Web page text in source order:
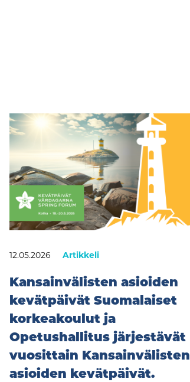
12.05.2026 Artikkeli
Kansainvälisten asioiden
kevätpäivät Suomalaiset
korkeakoulut ja
Opetushallitus järjestävät
vuosittain Kansainvälisten
asioiden kevätpäivät.